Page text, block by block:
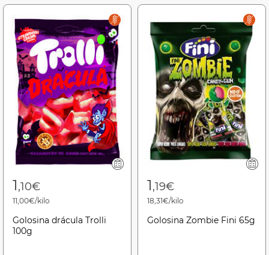
1,10€
11,00€/kilo
Golosina drácula Trolli
100g
1,19€
18,31€/kilo
Golosina Zombie Fini 65g